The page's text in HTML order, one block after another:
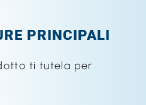
PRINCIPALI
ti tutela per